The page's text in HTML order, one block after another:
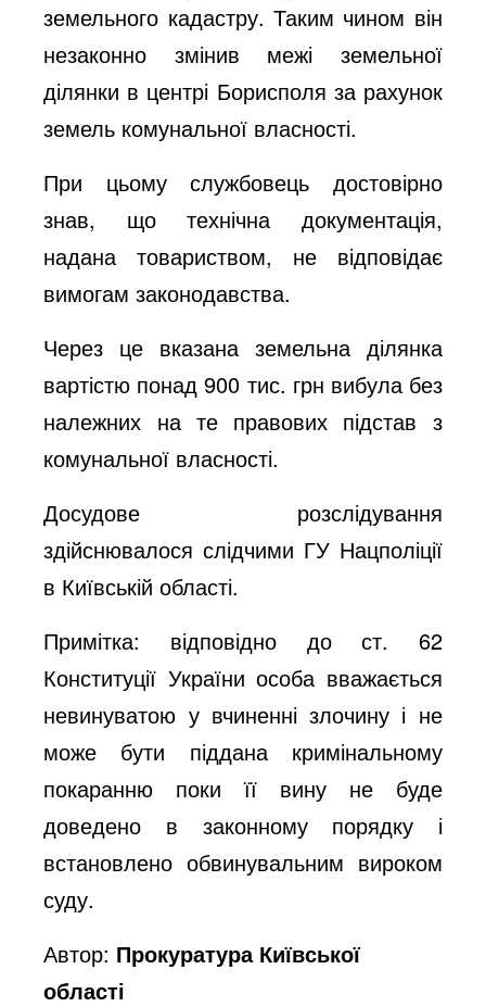
земельного кадастру. Таким чином він
незаконно змінив межі земельної
ділянки в центрі Борисполя за рахунок
земель комунальної власності.
При цьому службовець достовірно
знав, що технічна документація,
надана товариством, не відповідає
вимогам законодавства.
Через це вказана земельна ділянка
вартістю понад 900 тис. грн вибула без
належних на те правових підстав з
комунальної власності.
Досудове розслідування
здійснювалося слідчими ГУ Нацполіції
в Київській області.
Примітка: відповідно до ст. 62
Конституції України особа вважається
невинуватою у вчиненні злочину і не
може бути піддана кримінальному
покаранню поки її вину не буде
доведено в законному порядку і
встановлено обвинувальним вироком
суду.
Автор: Прокуратура Київської
області